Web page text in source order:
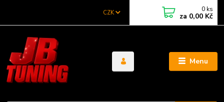
Menu
CZK 0 ks
za 0,00 Kč